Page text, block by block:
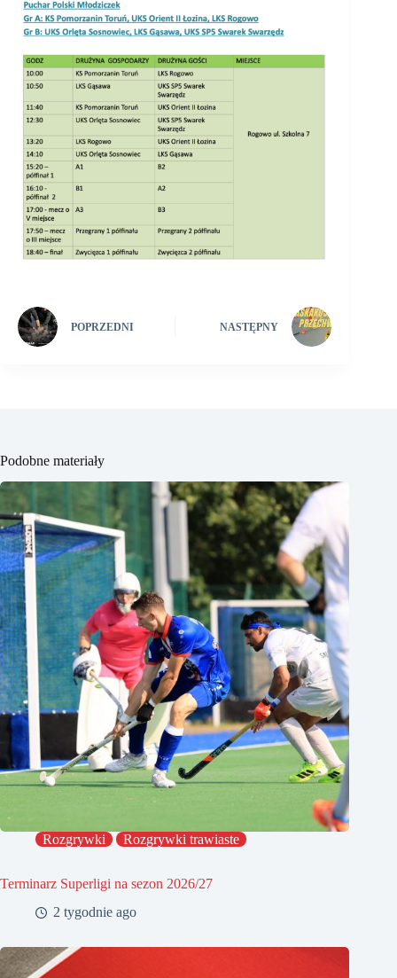
POPRZEDNI NASTĘPNY
Podobne materiały
Rozgrywki Rozgrywki trawiaste
Terminarz Superligi na sezon 2026/27
2 tygodnie ago